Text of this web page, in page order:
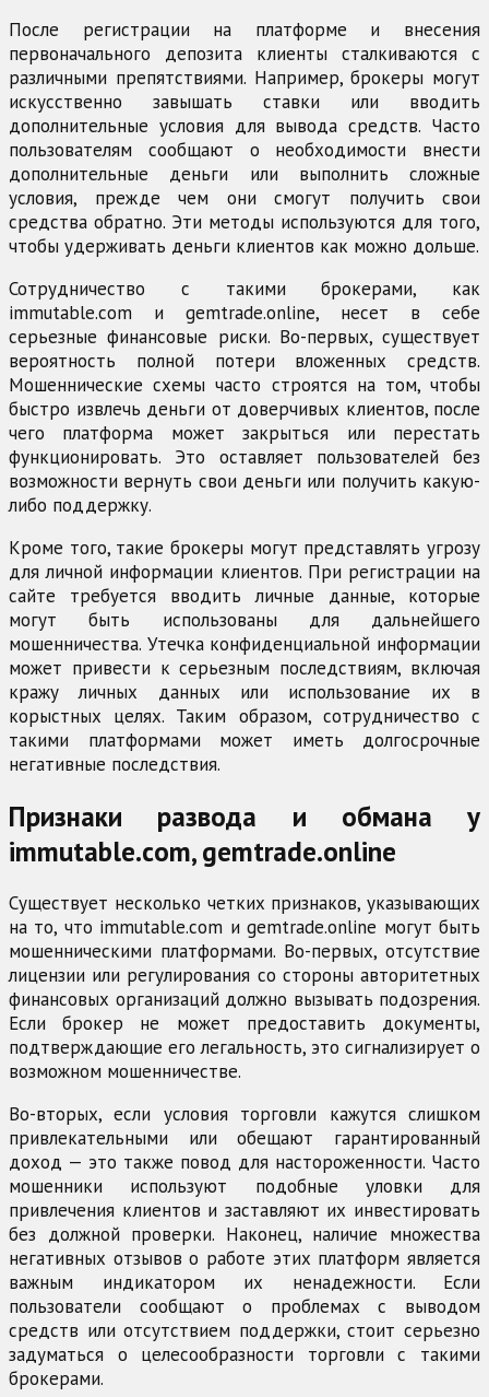
После регистрации на платформе и внесения
первоначального депозита клиенты сталкиваются с
различными препятствиями. Например, брокеры могут
искусственно завышать ставки или вводить
дополнительные условия для вывода средств. Часто
пользователям сообщают о необходимости внести
дополнительные деньги или выполнить сложные
условия, прежде чем они смогут получить свои
средства обратно. Эти методы используются для того,
чтобы удерживать деньги клиентов как можно дольше.
Сотрудничество с такими брокерами, как
immutable.com и gemtrade.online, несет в себе
серьезные финансовые риски. Во-первых, существует
вероятность полной потери вложенных средств.
Мошеннические схемы часто строятся на том, чтобы
быстро извлечь деньги от доверчивых клиентов, после
чего платформа может закрыться или перестать
функционировать. Это оставляет пользователей без
возможности вернуть свои деньги или получить какую-
либо поддержку.
Кроме того, такие брокеры могут представлять угрозу
для личной информации клиентов. При регистрации на
сайте требуется вводить личные данные, которые
могут быть использованы для дальнейшего
мошенничества. Утечка конфиденциальной информации
может привести к серьезным последствиям, включая
кражу личных данных или использование их в
корыстных целях. Таким образом, сотрудничество с
такими платформами может иметь долгосрочные
негативные последствия.
Признаки развода и обмана у
immutable.com, gemtrade.online
Существует несколько четких признаков, указывающих
на то, что immutable.com и gemtrade.online могут быть
мошенническими платформами. Во-первых, отсутствие
лицензии или регулирования со стороны авторитетных
финансовых организаций должно вызывать подозрения.
Если брокер не может предоставить документы,
подтверждающие его легальность, это сигнализирует о
возможном мошенничестве.
Во-вторых, если условия торговли кажутся слишком
привлекательными или обещают гарантированный
доход — это также повод для настороженности. Часто
мошенники используют подобные уловки для
привлечения клиентов и заставляют их инвестировать
без должной проверки. Наконец, наличие множества
негативных отзывов о работе этих платформ является
важным индикатором их ненадежности. Если
пользователи сообщают о проблемах с выводом
средств или отсутствием поддержки, стоит серьезно
задуматься о целесообразности торговли с такими
брокерами.